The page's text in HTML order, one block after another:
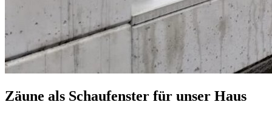
Zäune als Schaufenster für unser Haus